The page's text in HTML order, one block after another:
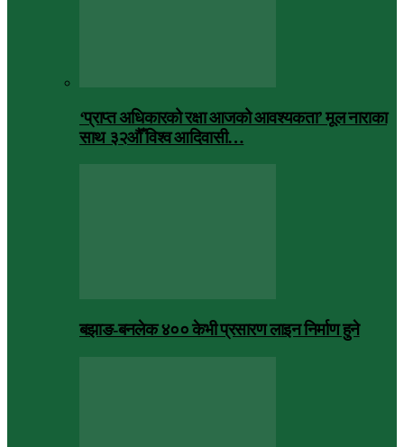
‘प्राप्त अधिकारको रक्षा आजको आवश्यकता’ मूल नाराका
साथ ३२औँ विश्व आदिवासी…
बझाङ-बनलेक ४०० केभी प्रसारण लाइन निर्माण हुने